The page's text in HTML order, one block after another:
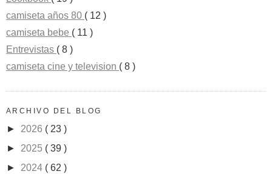
camiseta años 80 ( 12 )
camiseta bebe ( 11 )
Entrevistas ( 8 )
camiseta cine y television ( 8 )
ARCHIVO DEL BLOG
► 2026 ( 23 )
► 2025 ( 39 )
► 2024 ( 62 )